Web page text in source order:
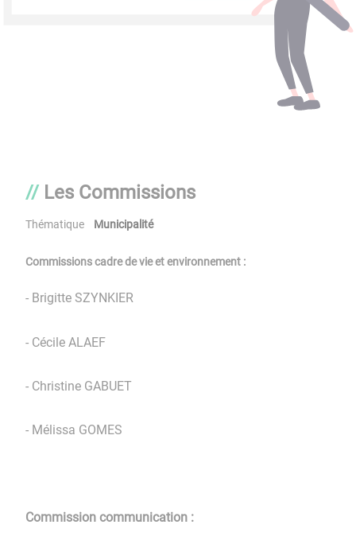
Les Commissions
Thématique Municipalité
Commissions cadre de vie et environnement :
- Brigitte SZYNKIER
- Cécile ALAEF
- Christine GABUET
- Mélissa GOMES
Commission communication :